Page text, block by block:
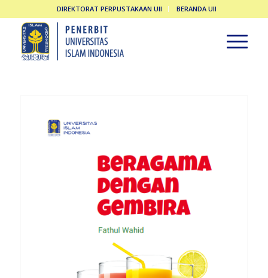
DIREKTORAT PERPUSTAKAAN UII BERANDA UII